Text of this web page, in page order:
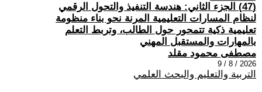
(47) الجزء الثاني: هندسة التنفيذ والتحول الرقمي
لنظام المسارات التعليمية المرنة نحو بناء منظومة
تعليمية ذكية تتمحور حول الطالب، وتربط التعلم
بالمهارات والمستقبل المهني
مصطفى محمود مقلد
2026 / 8 / 9
التربية والتعليم والبحث العلمي